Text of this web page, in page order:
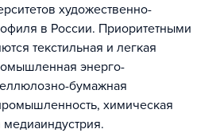
художественно-
в России. Приоритетными
текстильная и легкая
энерго-
бумажная
химическая
медиаиндустрия.